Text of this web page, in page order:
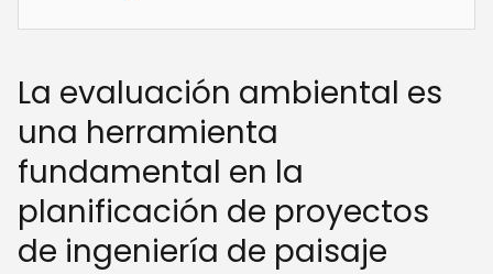
La evaluación ambiental es
una herramienta
fundamental en la
planificación de proyectos
de ingeniería de paisaje